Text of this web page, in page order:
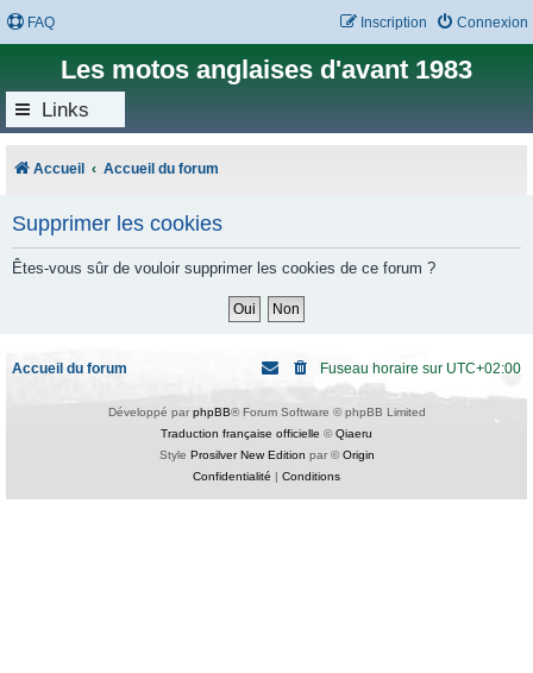
FAQ Connexion
Inscription
Les motos anglaises d'avant 1983
Links
Accueil Accueil du forum
Supprimer les cookies
Êtes-vous sûr de vouloir supprimer les cookies de ce forum ?
Accueil du forum Fuseau horaire sur UTC+02:00
Développé par phpBB® Forum Software © phpBB Limited
Traduction française officielle ©Qiaeru
Style Prosilver New Edition par ©Origin
Confidentialité | Conditions